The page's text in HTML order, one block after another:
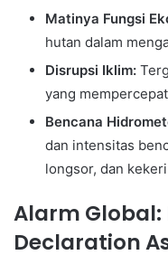
Matinya Fungsi
hutan dalam
Disrupsi Iklim:
yang
Bencana
dan intensitas
longsor, dan
Alarm Global:
Declaration